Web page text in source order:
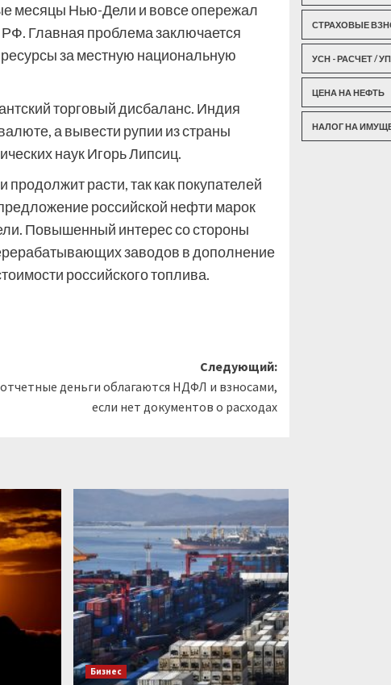
месяцы Нью-Дели и вовсе опережал
Главная проблема заключается
за местную национальную
торговый дисбаланс. Индия
а вывести рупии из страны
наук Игорь Липсиц.
расти, так как покупателей
российской нефти марок
Повышенный интерес со стороны
заводов в дополнение
российского топлива.
Следующий:
деньги облагаются НДФЛ и взносами,
если нет документов о расходах
Бизнес
СТРАХОВЫЕ
УСН - РАСЧЕТ /
ЦЕНА НА НЕФТЬ
НАЛОГ НА